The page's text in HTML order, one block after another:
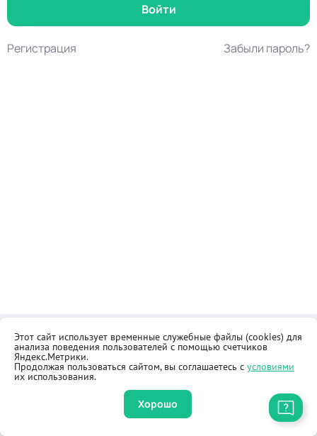
Регистрация Забыли пароль?
Контакты
Как купить
Общественная приёмная
Реквизиты
Оферта
Правила продажи товаров
Этот сайт использует временные служебные файлы (cookies) для
анализа поведения пользователей с помощью счетчиков
Яндекс.Метрики.
Продолжая пользоваться сайтом, вы соглашаетесь с условиями
их использования.
Хорошо